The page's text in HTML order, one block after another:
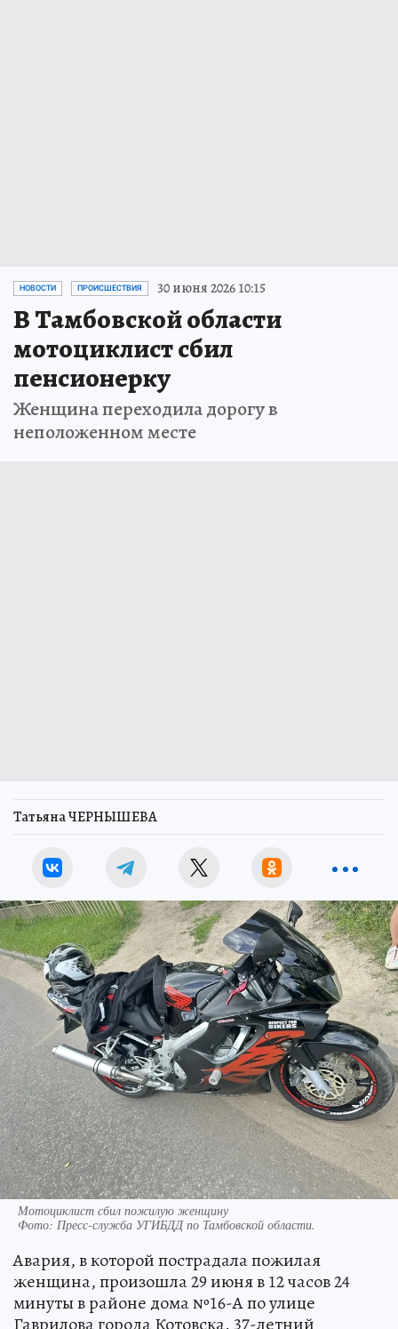
НОВОСТИ ПРОИСШЕСТВИЯ 30 июня 2026 10:15
В Тамбовской области
мотоциклист сбил
пенсионерку
Женщина переходила дорогу в
неположенном месте
Татьяна ЧЕРНЫШЕВА
Мотоциклист сбил пожилую женщину
Фото: Пресс-служба УГИБДД по Тамбовской области.
Авария, в которой пострадала пожилая
женщина, произошла 29 июня в 12 часов 24
минуты в районе дома №16-А по улице